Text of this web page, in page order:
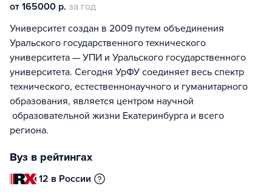
от 165000 р. за год
Университет создан в 2009 путем объединения
Уральского государственного технического
университета — УПИ и Уральского государственного
университета. Сегодня УрФУ соединяет весь спектр
технического, естественнонаучного и гуманитарного
образования, является центром научной
образовательной жизни Екатеринбурга и всего
региона.
Вуз в рейтингах
12 в России